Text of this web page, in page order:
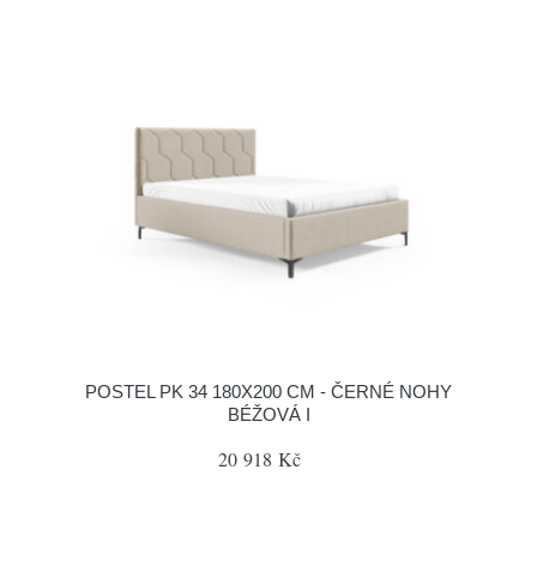
POSTEL PK 34 180X200 CM - ČERNÉ NOHY
BÉŽOVÁ I
20 918 Kč